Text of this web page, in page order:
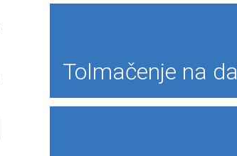
Tolmačenje na